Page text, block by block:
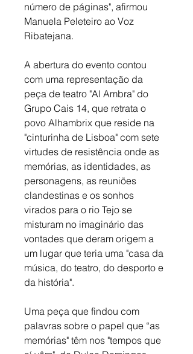
número de páginas", afirmou
Manuela Peleteiro ao Voz
Ribatejana.
A abertura do evento contou
com uma representação da
peça de teatro "Al Ambra" do
Grupo Cais 14, que retrata o
povo Alhambrix que reside na
"cinturinha de Lisboa" com sete
virtudes de resistência onde as
memórias, as identidades, as
personagens, as reuniões
clandestinas e os sonhos
virados para o rio Tejo se
misturam no imaginário das
vontades que deram origem a
um lugar que teria uma "casa da
música, do teatro, do desporto e
da história".
Uma peça que findou com
palavras sobre o papel que “as
memórias" têm nos "tempos que